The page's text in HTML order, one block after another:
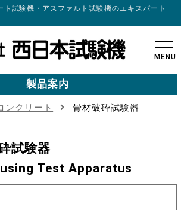
ト試験機・アスファルト試験機のエキスパート
MENU
製品案内
ンクリート 骨材破砕試験器
試験器
Test Apparatus